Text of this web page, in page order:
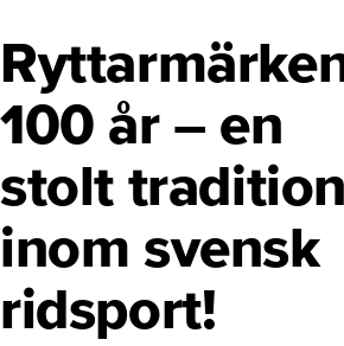
100 år – en
stolt tradition
inom svensk
ridsport!